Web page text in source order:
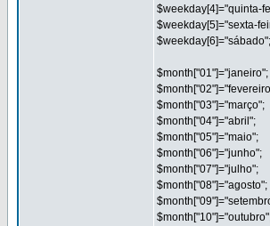
$weekday[4]="quinta-
$weekday[5]="sexta-
$weekday[6]="sábado";
$month["01"]="janeiro";
$month["03"]="março";
$month["04"]="abril";
$month["05"]="maio";
$month["06"]="junho";
$month["07"]="julho";
$month["08"]="agosto";